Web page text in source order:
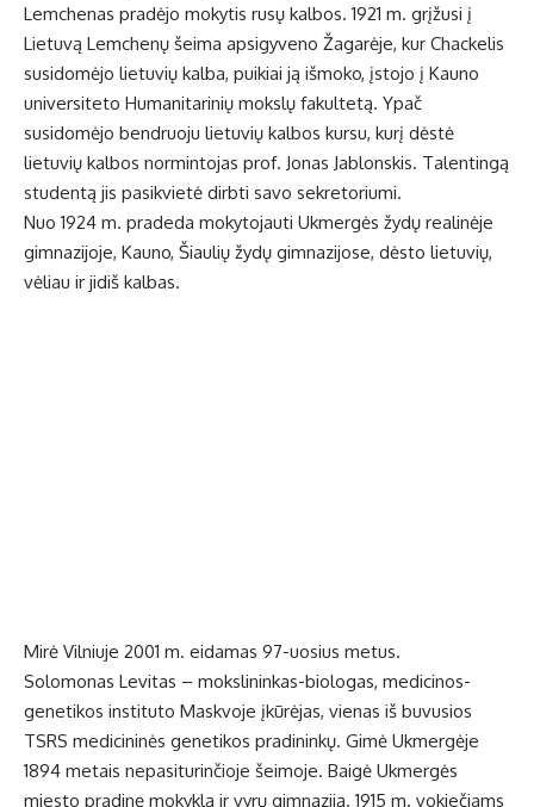
Lemchenas pradėjo mokytis rusų kalbos. 1921 m. grįžusi į
Lietuvą Lemchenų šeima apsigyveno Žagarėje, kur Chackelis
susidomėjo lietuvių kalba, puikiai ją išmoko, įstojo į Kauno
universiteto Humanitarinių mokslų fakultetą. Ypač
susidomėjo bendruoju lietuvių kalbos kursu, kurį dėstė
lietuvių kalbos normintojas prof. Jonas Jablonskis. Talentingą
studentą jis pasikvietė dirbti savo sekretoriumi.
Nuo 1924 m. pradeda mokytojauti Ukmergės žydų realinėje
gimnazijoje, Kauno, Šiaulių žydų gimnazijose, dėsto lietuvių,
vėliau ir jidiš kalbas.
Mirė Vilniuje 2001 m. eidamas 97-uosius metus.
Solomonas Levitas – mokslininkas-biologas, medicinos-
genetikos instituto Maskvoje įkūrėjas, vienas iš buvusios
TSRS medicininės genetikos pradininkų. Gimė Ukmergėje
1894 metais nepasiturinčioje šeimoje. Baigė Ukmergės
miesto pradinę mokyklą ir vyrų gimnaziją. 1915 m. vokiečiams